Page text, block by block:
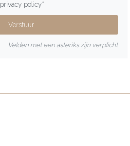
privacy policy*
Velden met een asteriks zijn verplicht